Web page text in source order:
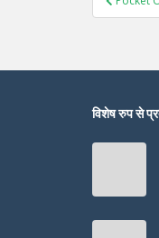
नेविगेशन
विशेष रुप से